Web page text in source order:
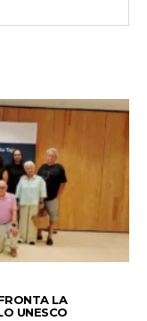
LA
UNESCO